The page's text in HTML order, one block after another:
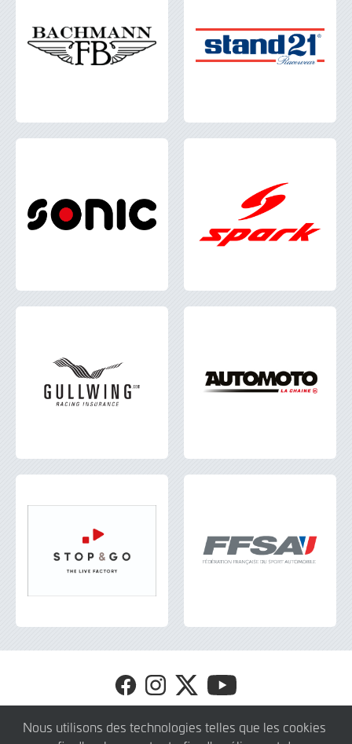
Nous utilisons des technologies telles que les cookies
Visit
FFSA
FR
Visit
FFSA
FR
Visit
FFSA
FR
Visit
FFSA
FR
© 2026 SRO Motorsports Group. Tous droits réservés.